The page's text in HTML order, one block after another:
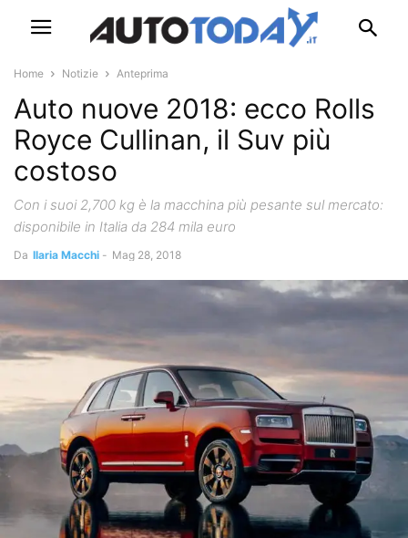
Home Notizie Anteprima
Auto nuove 2018: ecco Rolls
Royce Cullinan, il Suv più
costoso
Con i suoi 2,700 kg è la macchina più pesante sul mercato:
disponibile in Italia da 284 mila euro
Da Ilaria Macchi - Mag 28, 2018